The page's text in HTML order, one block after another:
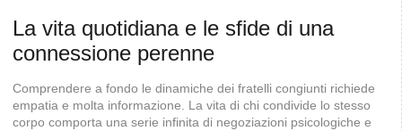
La vita quotidiana e le sfide di una
connessione perenne
Comprendere a fondo le dinamiche dei fratelli congiunti richiede
empatia e molta informazione. La vita di chi condivide lo stesso
corpo comporta una serie infinita di negoziazioni psicologiche e